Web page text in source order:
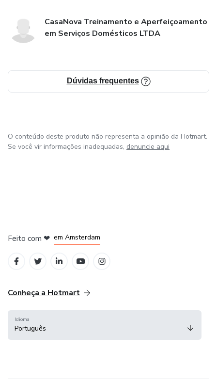
CasaNova Treinamento e Aperfeiçoamento
em Serviços Domésticos LTDA
Dúvidas frequentes
O conteúdo deste produto não representa a opinião da Hotmart.
Se você vir informações inadequadas, denuncie aqui
Feito com ❤ em Amsterdam
Conheça a Hotmart
Idioma
Português